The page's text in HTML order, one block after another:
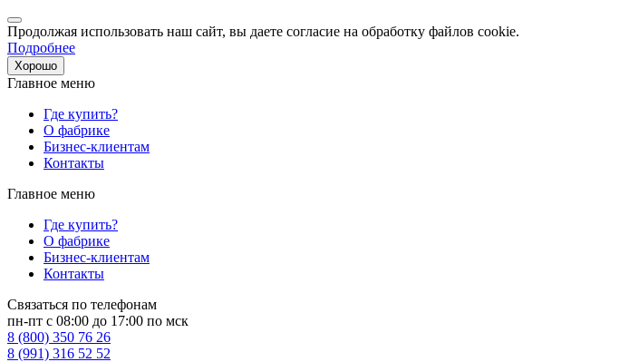
Продолжая использовать наш сайт, вы даете согласие на обработку файлов cookie.
Подробнее
Хорошо
Главное меню
Где купить?
О фабрике
Бизнес-клиентам
Контакты
Главное меню
Где купить?
О фабрике
Бизнес-клиентам
Контакты
Связаться по телефонам
пн-пт с 08:00 до 17:00 по мск
8 (800) 350 76 26
8 (991) 316 52 52